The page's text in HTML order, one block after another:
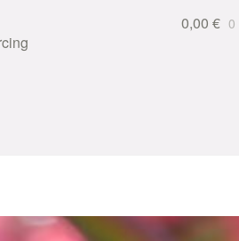
0,00 € 0